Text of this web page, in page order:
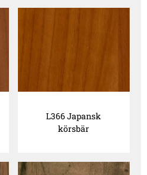
L366 Japansk
körsbär